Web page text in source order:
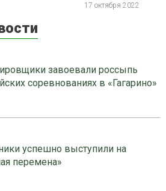
17 октября 2022
завоевали россыпь
соревнованиях в «Гагарино»
успешно выступили на
перемена»